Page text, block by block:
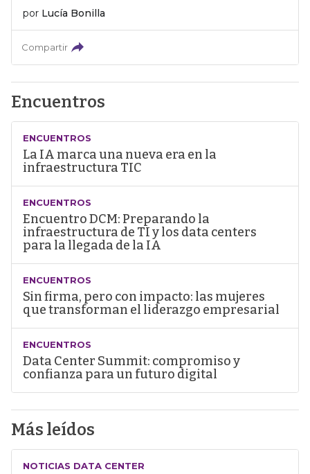
por Lucía Bonilla
Compartir
Encuentros
ENCUENTROS
La IA marca una nueva era en la
infraestructura TIC
ENCUENTROS
Encuentro DCM: Preparando la
infraestructura de TI y los data centers
para la llegada de la IA
ENCUENTROS
Sin firma, pero con impacto: las mujeres
que transforman el liderazgo empresarial
ENCUENTROS
Data Center Summit: compromiso y
confianza para un futuro digital
Más leídos
NOTICIAS DATA CENTER